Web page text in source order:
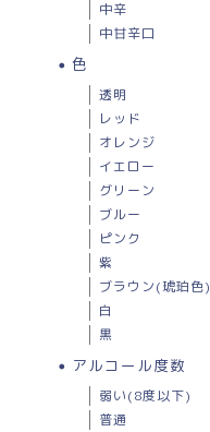
中辛
中甘辛口
色
透明
レッド
オレンジ
イエロー
グリーン
ブルー
ピンク
紫
ブラウン(琥珀色)
白
黒
アルコール度数
弱い(8度以下)
普通